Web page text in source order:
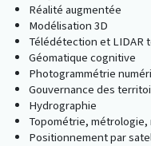
Réalité augmentée
Modélisation 3D
Télédétection et LIDAR
Géomatique cognitive
Photogrammétrie
Gouvernance des
Hydrographie
Topométrie,
Positionnement par